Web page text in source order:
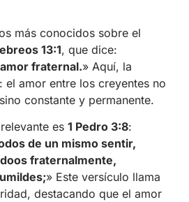
más conocidos sobre el
13:1, que dice:
fraternal.» Aquí, la
el amor entre los creyentes no
constante y permanente.
es 1 Pedro 3:8:
de un mismo sentir,
fraternalmente,
» Este versículo llama
destacando que el amor